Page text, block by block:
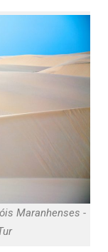
Maranhenses -